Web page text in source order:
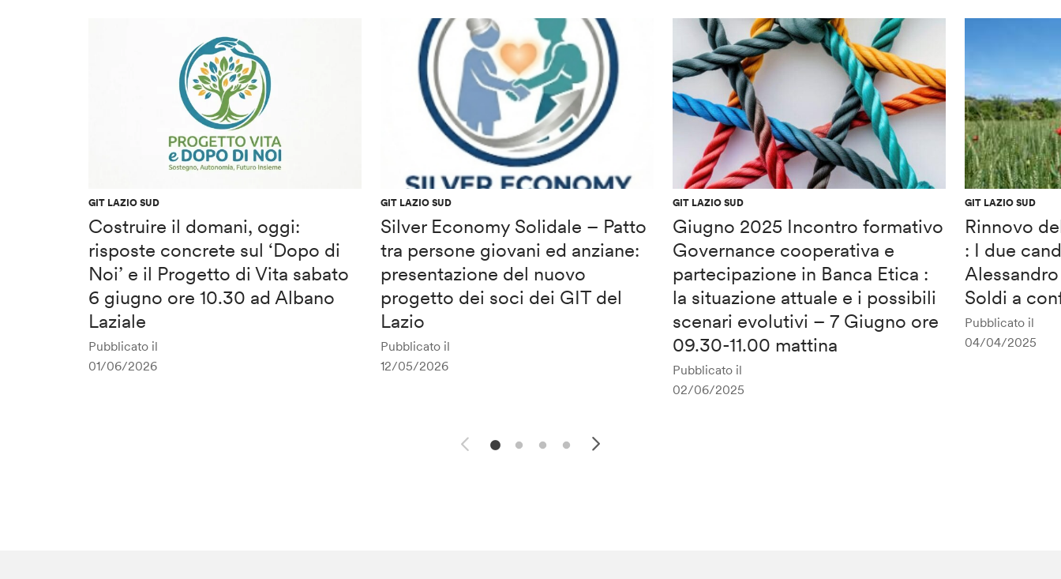
GIT LAZIO SUD
Costruire il domani, oggi:
risposte concrete sul ‘Dopo di
Noi’ e il Progetto di Vita sabato
6 giugno ore 10.30 ad Albano
Laziale
Pubblicato il
01/06/2026
GIT LAZIO SUD
Silver Economy Solidale – Patto
tra persone giovani ed anziane:
presentazione del nuovo
progetto dei soci dei GIT del
Lazio
Pubblicato il
12/05/2026
GIT LAZIO SUD
Giugno 2025 Incontro formativo
Governance cooperativa e
partecipazione in Banca Etica :
la situazione attuale e i possibili
scenari evolutivi – 7 Giugno ore
09.30-11.00 mattina
Pubblicato il
02/06/2025
GIT LAZIO SUD
Rinnovo
: I due
Soldi a
Pubblicato il
04/04/2025